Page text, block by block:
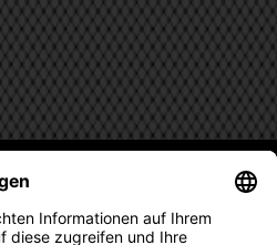
DHB-FANSHOP
SIE KEINE NEUIGKEIT ODER